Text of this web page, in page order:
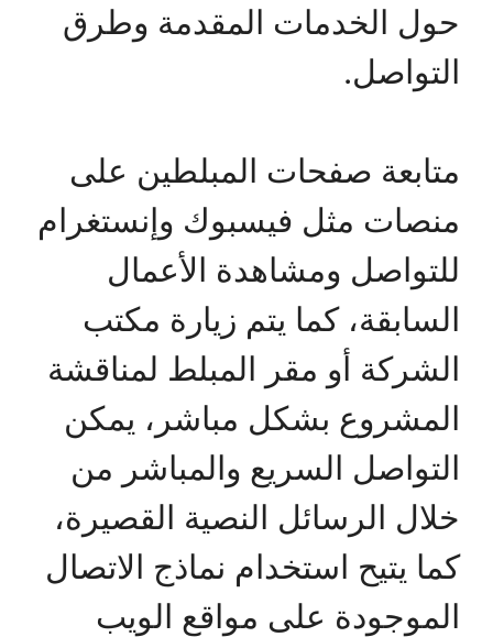
حول الخدمات المقدمة وطرق
التواصل.
متابعة صفحات المبلطين على
منصات مثل فيسبوك وإنستغرام
للتواصل ومشاهدة الأعمال
السابقة، كما يتم زيارة مكتب
الشركة أو مقر المبلط لمناقشة
المشروع بشكل مباشر، يمكن
التواصل السريع والمباشر من
خلال الرسائل النصية القصيرة،
كما يتيح استخدام نماذج الاتصال
الموجودة على مواقع الويب